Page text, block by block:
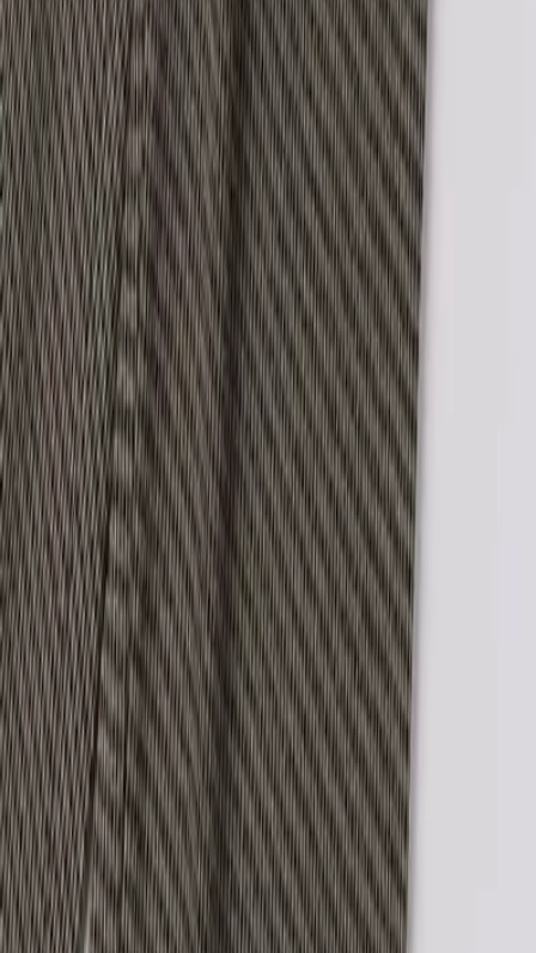
Άνοιξε τώρα το δικό σου κατάστημα SHOPFLIX και αύξησε τις
πωλήσεις σου.
ONLINE ΑΓΟΡΕΣ
Παραδόσεις
Επιστροφές προϊόντων
Τρόποι πληρωμής
Klarna
Προστασία αγορών
Άρθρο 39
Δωροκάρτες SHOPFLIX
ΕΞΥΠΗΡΕΤΗΣΗ ΠΕΛΑΤΩΝ
Παρακολούθηση Παραγγελίας
Συχνές ερωτήσεις
Επικοινωνία
ΥΠΗΡΕΣΙΕΣ
SHOPFLIX max
SHOPFLIX tickets
SHOPFLIX ΜΕ ΤΗ ΜΙΑ
Clever Point
BOX NOW Lockers
ΣΥΝΔΕΣΟΥ ΜΑΖΙ ΜΑΣ
Instagram
Facebook
Tiktok
Linkedin
ΚΑΤΕΒΑΣΕ ΤΟ APP